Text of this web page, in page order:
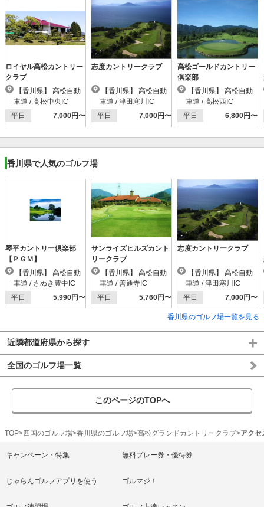
ロイヤル高松カントリー
クラブ
車道 / 高松中央IC
平日
7,000円〜
志度カントリークラブ
車道 / 津田寒川IC
平日
7,000円〜
高松ゴールドカントリー
倶楽部
車道 / 高松西IC
平日
6,800円〜
香川県で人気のゴルフ場
琴平カントリー倶楽部
【ＰＧＭ】
車道 / さぬき豊中IC
平日
5,990円〜
サンライズヒルズカント
リークラブ
車道 / 善通寺IC
平日
5,760円〜
志度カントリークラブ
車道 / 津田寒川IC
平日
7,000円〜
香川県のゴルフ場一覧を見る
近隣都道府県から探す
全国のゴルフ場一覧
このページのTOPへ
TOP 四国のゴルフ場 香川県のゴルフ場 高松グランドカントリークラブ アクセ
キャンペーン・特集 無料プレー券・優待券
じゃらんゴルフアプリを使う ゴルマジ！